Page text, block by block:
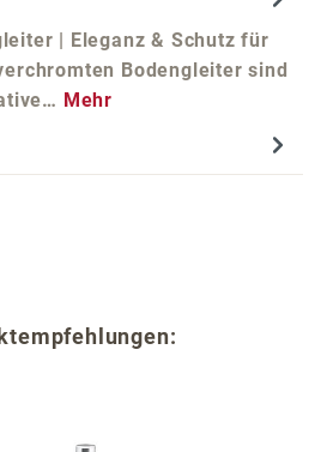
| Eleganz & Schutz für
Bodengleiter sind
Mehr